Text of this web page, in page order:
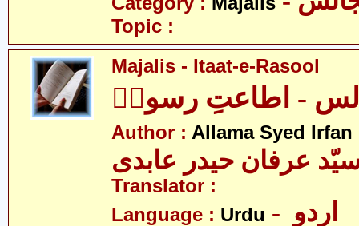
Topic :
Majalis - Itaat-e-Rasool
- اطاعتِ رسولؐ
Author : Allama Syed
عرفان حیدر عابدی
Translator :
Language : Urdu